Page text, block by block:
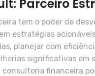
Parceiro
tem o poder de
estratégias
planejar com
significativas
consultoria financeira